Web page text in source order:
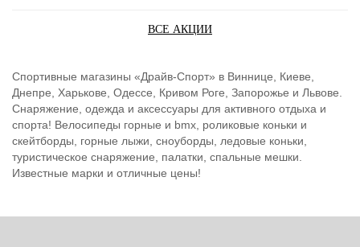
ВСЕ АКЦИИ
Спортивные магазины «Драйв-Спорт» в Виннице, Киеве,
Днепре, Харькове, Одессе, Кривом Роге, Запорожье и Львове.
Снаряжение, одежда и аксессуары для активного отдыха и
спорта! Велосипеды горные и bmx, роликовые коньки и
скейтборды, горные лыжи, сноуборды, ледовые коньки,
туристическое снаряжение, палатки, спальные мешки.
Известные марки и отличные цены!